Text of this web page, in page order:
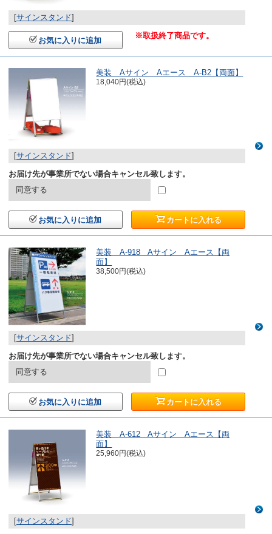
[サインスタンド]
お気に入りに追加
※取扱終了商品です。
美装 Aサイン Aエース A-B2【両面】
18,040円(税込)
[サインスタンド]
お届け先が事業所でない場合キャンセル致します。
同意する
お気に入りに追加 カートに入れる
美装 A-918 Aサイン Aエース【両
面】
38,500円(税込)
[サインスタンド]
お届け先が事業所でない場合キャンセル致します。
同意する
お気に入りに追加 カートに入れる
美装 A-612 Aサイン Aエース【両
面】
25,960円(税込)
[サインスタンド]